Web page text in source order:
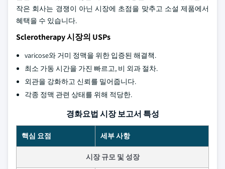
작은 회사는 경쟁이 아닌 시장에 초점을 맞추고 소설 제품에서
혜택을 수 있습니다.
Sclerotherapy 시장의 USPs
varicose와 거미 정맥을 위한 입증된 해결책.
최소 가동 시간을 가진 빠르고, 비 외과 절차.
외관을 강화하고 신뢰를 밀어줍니다.
각종 정맥 관련 상태를 위해 적당한.
경화요법 시장 보고서 특성
핵심 요점 세부 사항
시장 규모 및 성장